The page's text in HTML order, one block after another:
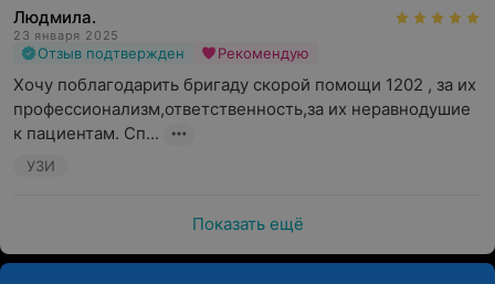
Людмила.
23 января 2025
Отзыв подтвержден Рекомендую
Хочу поблагодарить бригаду скорой помощи 1202 , за их
профессионализм,ответственность,за их неравнодушие
к пациентам. Сп...
УЗИ
Показать ещё